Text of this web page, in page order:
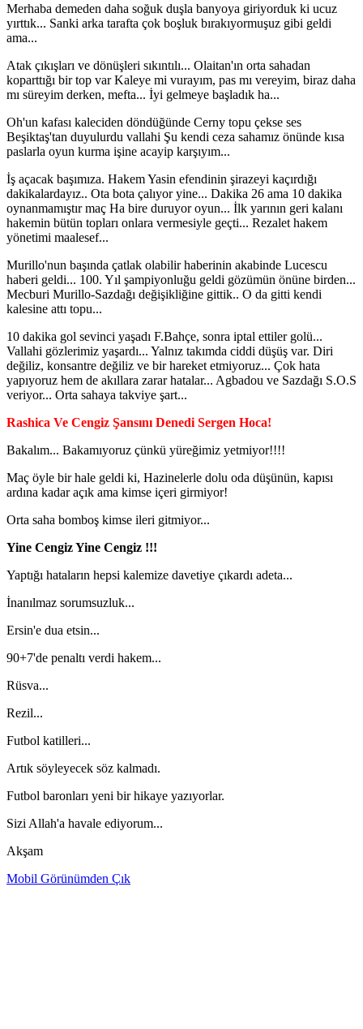
Merhaba demeden daha soğuk duşla banyoya giriyorduk ki ucuz
yırttık... Sanki arka tarafta çok boşluk bırakıyormuşuz gibi geldi
ama...
Atak çıkışları ve dönüşleri sıkıntılı... Olaitan'ın orta sahadan
koparttığı bir top var Kaleye mi vurayım, pas mı vereyim, biraz daha
mı süreyim derken, mefta... İyi gelmeye başladık ha...
Oh'un kafası kaleciden döndüğünde Cerny topu çekse ses
Beşiktaş'tan duyulurdu vallahi Şu kendi ceza sahamız önünde kısa
paslarla oyun kurma işine acayip karşıyım...
İş açacak başımıza. Hakem Yasin efendinin şirazeyi kaçırdığı
dakikalardayız.. Ota bota çalıyor yine... Dakika 26 ama 10 dakika
oynanmamıştır maç Ha bire duruyor oyun... İlk yarının geri kalanı
hakemin bütün topları onlara vermesiyle geçti... Rezalet hakem
yönetimi maalesef...
Murillo'nun başında çatlak olabilir haberinin akabinde Lucescu
haberi geldi... 100. Yıl şampiyonluğu geldi gözümün önüne birden...
Mecburi Murillo-Sazdağı değişikliğine gittik.. O da gitti kendi
kalesine attı topu...
10 dakika gol sevinci yaşadı F.Bahçe, sonra iptal ettiler golü...
Vallahi gözlerimiz yaşardı... Yalnız takımda ciddi düşüş var. Diri
değiliz, konsantre değiliz ve bir hareket etmiyoruz... Çok hata
yapıyoruz hem de akıllara zarar hatalar... Agbadou ve Sazdağı S.O.S
veriyor... Orta sahaya takviye şart...
Rashica Ve Cengiz Şansını Denedi Sergen Hoca!
Bakalım... Bakamıyoruz çünkü yüreğimiz yetmiyor!!!!
Maç öyle bir hale geldi ki, Hazinelerle dolu oda düşünün, kapısı
ardına kadar açık ama kimse içeri girmiyor!
Orta saha bomboş kimse ileri gitmiyor...
Yine Cengiz Yine Cengiz !!!
Yaptığı hataların hepsi kalemize davetiye çıkardı adeta...
İnanılmaz sorumsuzluk...
Ersin'e dua etsin...
90+7'de penaltı verdi hakem...
Rüsva...
Rezil...
Futbol katilleri...
Artık söyleyecek söz kalmadı.
Futbol baronları yeni bir hikaye yazıyorlar.
Sizi Allah'a havale ediyorum...
Akşam
Mobil Görünümden Çık